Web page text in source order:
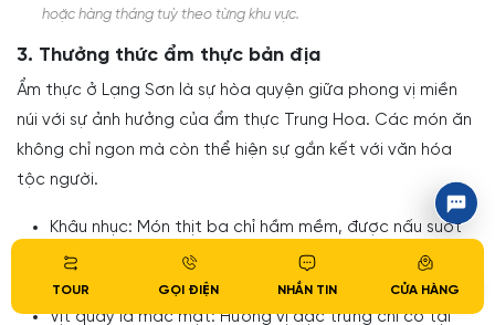
hoặc hàng tháng tuỳ theo từng khu vực.
3. Thưởng thức ẩm thực bản địa
Ẩm thực ở Lạng Sơn là sự hòa quyện giữa phong vị miền
núi với sự ảnh hưởng của ẩm thực Trung Hoa. Các món ăn
không chỉ ngon mà còn thể hiện sự gắn kết với văn hóa
tộc người.
Khâu nhục: Món thịt ba chỉ hầm mềm, được nấu suốt
nhiều giờ đồng hồ – biểu trưng của sự kiên nhẫn và
gắn bó gia đình.
Vịt quay lá mắc mật: Hương vị đặc trưng chỉ có tại
TOUR GỌI ĐIỆN NHẮN TIN CỬA HÀNG